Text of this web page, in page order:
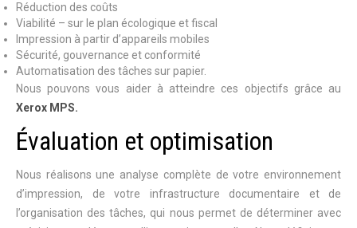
Réduction des coûts
Viabilité – sur le plan écologique et fiscal
Impression à partir d’appareils mobiles
Sécurité, gouvernance et conformité
Automatisation des tâches sur papier.
Nous pouvons vous aider à atteindre ces objectifs grâce au
Xerox MPS.
Évaluation et optimisation
Nous réalisons une analyse complète de votre environnement
d’impression, de votre infrastructure documentaire et de
l’organisation des tâches, qui nous permet de déterminer avec